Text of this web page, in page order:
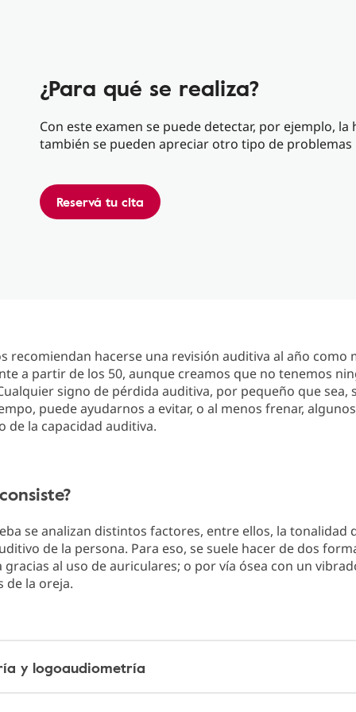
¿Para qué se realiza?
Con este examen se puede detectar, por ejemplo,
también se pueden apreciar otro tipo de
Reservá tu cita
recomiendan hacerse una revisión auditiva al año como
a partir de los 50, aunque creamos que no tenemos
signo de pérdida auditiva, por pequeño que sea,
puede ayudarnos a evitar, o al menos frenar,
de la capacidad auditiva.
se analizan distintos factores, entre ellos, la tonalidad
de la persona. Para eso, se suele hacer de dos
gracias al uso de auriculares; o por vía ósea con un
de la oreja.
y logoaudiometría